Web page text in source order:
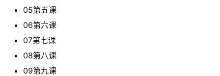
05第五课
06第六课
07第七课
08第八课
09第九课